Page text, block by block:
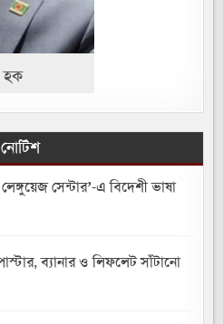
হক
নোটিশ
সেন্টার’-এ বিদেশী ভাষা
ব্যানার ও লিফলেট সাঁটানো